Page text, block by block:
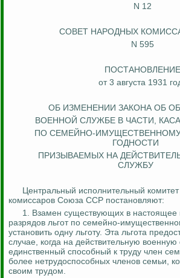
N 12
СОВЕТ НАРОДНЫХ
N 595
ПОСТАНОВЛЕНИЕ
от 3 августа 1931
ОБ ИЗМЕНЕНИИ ЗАКОНА ОБ
ВОЕННОЙ СЛУЖБЕ В ЧАСТИ,
ПО СЕМЕЙНО-
ГОДНОСТИ
ПРИЗЫВАЕМЫХНА
СЛУЖБУ
Центральный исполнительный
комиссаров Союза ССР постановляют:
1. Взамен существующих в настоящее
разрядов льгот по семейно-
установить одну льготу. Эта льгота
случае, когда на действительную
единственный способный к труду член
более нетрудоспособных членов семьи,
своим трудом.